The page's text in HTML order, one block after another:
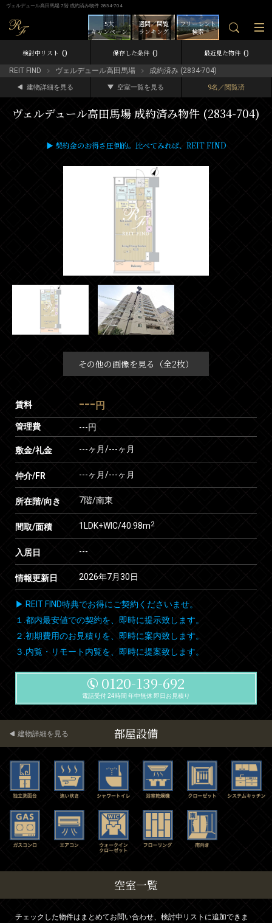
ヴェルデュール高田馬場 7階 成約済み物件 2834-704
フリーレント
検索
週間／閲覧
ランキング
5大
キャンペーン
検討中リスト 0 保存した条件 0 最近見た物件 0
REIT FIND ヴェルデュール高田馬場 成約済み (2834-704)
建物詳細を見る 空室一覧を見る 9名／閲覧済
ヴェルデュール高田馬場 成約済み物件 (2834-704)
▶ 契約金のお得さ圧倒的。比べてみれば、REIT FIND
その他の画像を見る（全2枚）
賃料 --- 円
管理費 ---円
敷金/礼金 ---ヶ月/---ヶ月
仲介/FR ---ヶ月/---ヶ月
所在階/向き 7階/南東
間取/面積 1LDK+WIC/40.98m2
入居日 ---
情報更新日 2026年7月30日
▶ REIT FIND特典でお得にご契約くださいませ。
１.都内最安値での契約を、即時に提示致します。
２.初期費用のお見積りを、即時に案内致します。
３.内覧・リモート内覧を、即時に提案致します。
0120-139-692
電話受付 24時間 年中無休 即日お見積り
部屋設備
建物詳細を見る
空室一覧
チェックした物件はまとめてお問い合わせ、検討中リストに追加できま